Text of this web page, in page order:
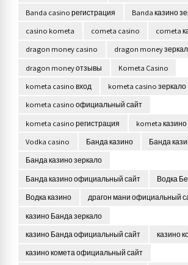
Banda casino регистрация
Banda казино
casino kometa
cometa casino
cometa
dragon money casino
dragon money
dragon money отзывы
Kometa Casino
kometa casino вход
kometa casino зеркало
kometa casino официальный сайт
kometa casino регистрация
kometa
Vodka casino
Банда казино
Банда
Банда казино зеркало
Банда казино официальный сайт
Водка
Водка казино
драгон мани официальный
казино Банда зеркало
казино Банда официальный сайт
казино
казино комета официальный сайт